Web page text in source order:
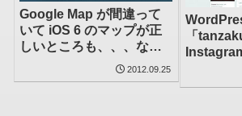
Google Map が間違って
いて iOS 6 のマップが正
しいところも、、、なか
2012.09.25
「
ったけ
Lite」と